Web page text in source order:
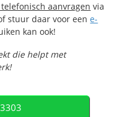
aanvragen via
stuur daar voor eene-
kan ook!
die helpt met